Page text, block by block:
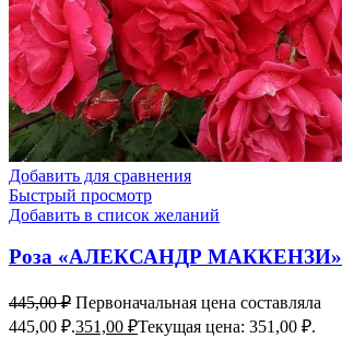
Добавить для сравнения
Быстрый просмотр
Добавить в список желаний
Роза «АЛЕКСАНДР МАККЕНЗИ»
445,00₽ Первоначальная цена составляла
445,00 ₽.351,00 ₽Текущая цена: 351,00 ₽.